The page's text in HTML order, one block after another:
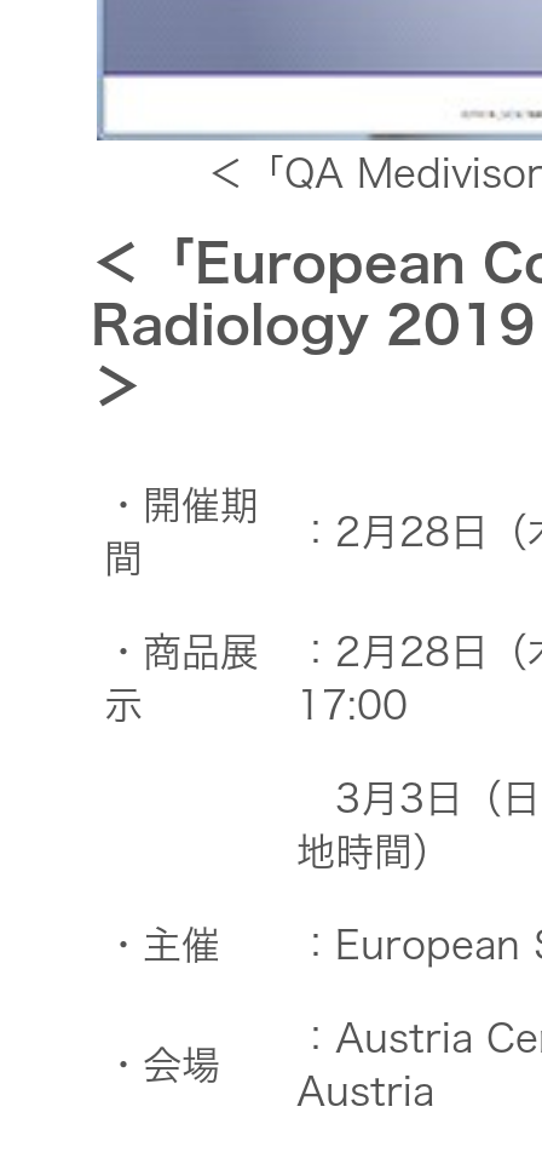
＜「QA
＜「European
Radiology 2019
＞
・開催期
間
：2月28日
・商品展
示
：2月28日
17:00
3月3日（日
地時間）
・主催 ：
・会場
：Austria
Austria